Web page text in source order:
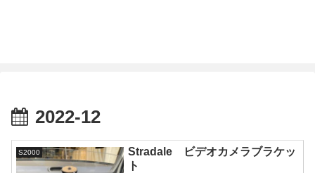
2022-12
S2000
Stradale ビデオカメラブラケッ
ト